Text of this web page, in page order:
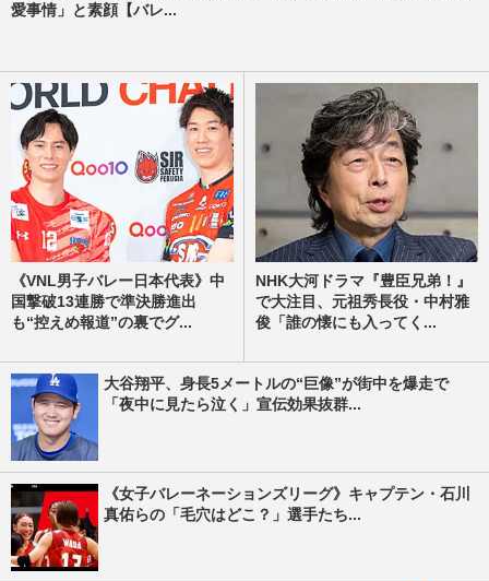
愛事情」と素顔【バレ...
《VNL男子バレー日本代表》中
国撃破13連勝で準決勝進出
も“控えめ報道”の裏でグ...
NHK大河ドラマ『豊臣兄弟！』
で大注目、元祖秀長役・中村雅
俊「誰の懐にも入ってく...
大谷翔平、身長5メートルの“巨像”が街中を爆走で
「夜中に見たら泣く」宣伝効果抜群...
《女子バレーネーションズリーグ》キャプテン・石川
真佑らの「毛穴はどこ？」選手たち...